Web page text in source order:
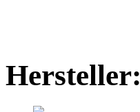
Hersteller: